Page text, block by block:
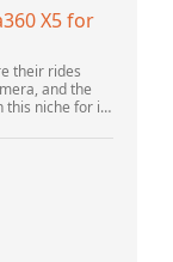
X5 for
their rides
and the
this niche for its
360° video ca...